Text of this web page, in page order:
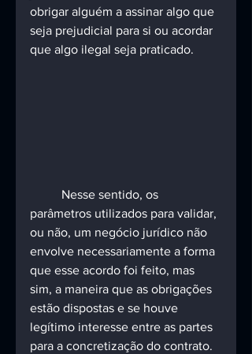
obrigar alguém a assinar algo que
seja prejudicial para si ou acordar
que algo ilegal seja praticado.
parâmetros utilizados para validar,
ou não, um negócio jurídico não
envolve necessariamente a forma
que esse acordo foi feito, mas
sim, a maneira que as obrigações
estão dispostas e se houve
legítimo interesse entre as partes
para a concretização do contrato.